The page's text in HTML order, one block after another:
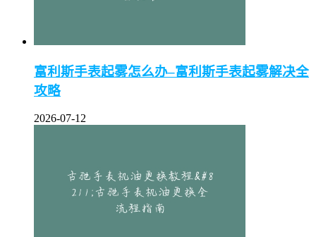
富利斯手表起雾怎么办–富利斯手表起雾解决全
攻略
2026-07-12